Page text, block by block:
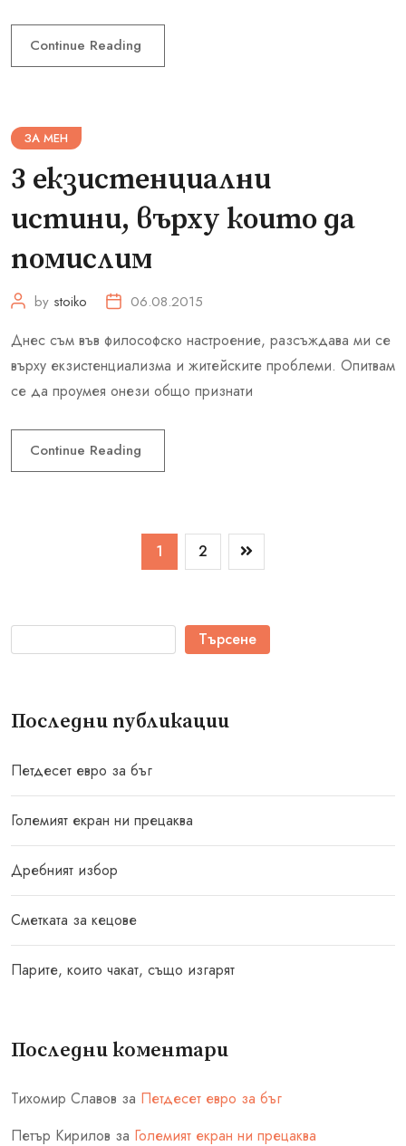
Continue Reading
ЗА МЕН
3 екзистенциални
истини, върху които да
помислим
by stoiko 06.08.2015
Днес съм във философско настроение, разсъждава ми се
върху екзистенциализма и житейските проблеми. Опитвам
се да проумея онези общо признати
Continue Reading
1 2
Търсене
Последни публикации
Петдесет евро за бъг
Големият екран ни прецаква
Дребният избор
Сметката за кецове
Парите, които чакат, също изгарят
Последни коментари
Тихомир Славов за Петдесет евро за бъг
Петър Кирилов за Големият екран ни прецаква